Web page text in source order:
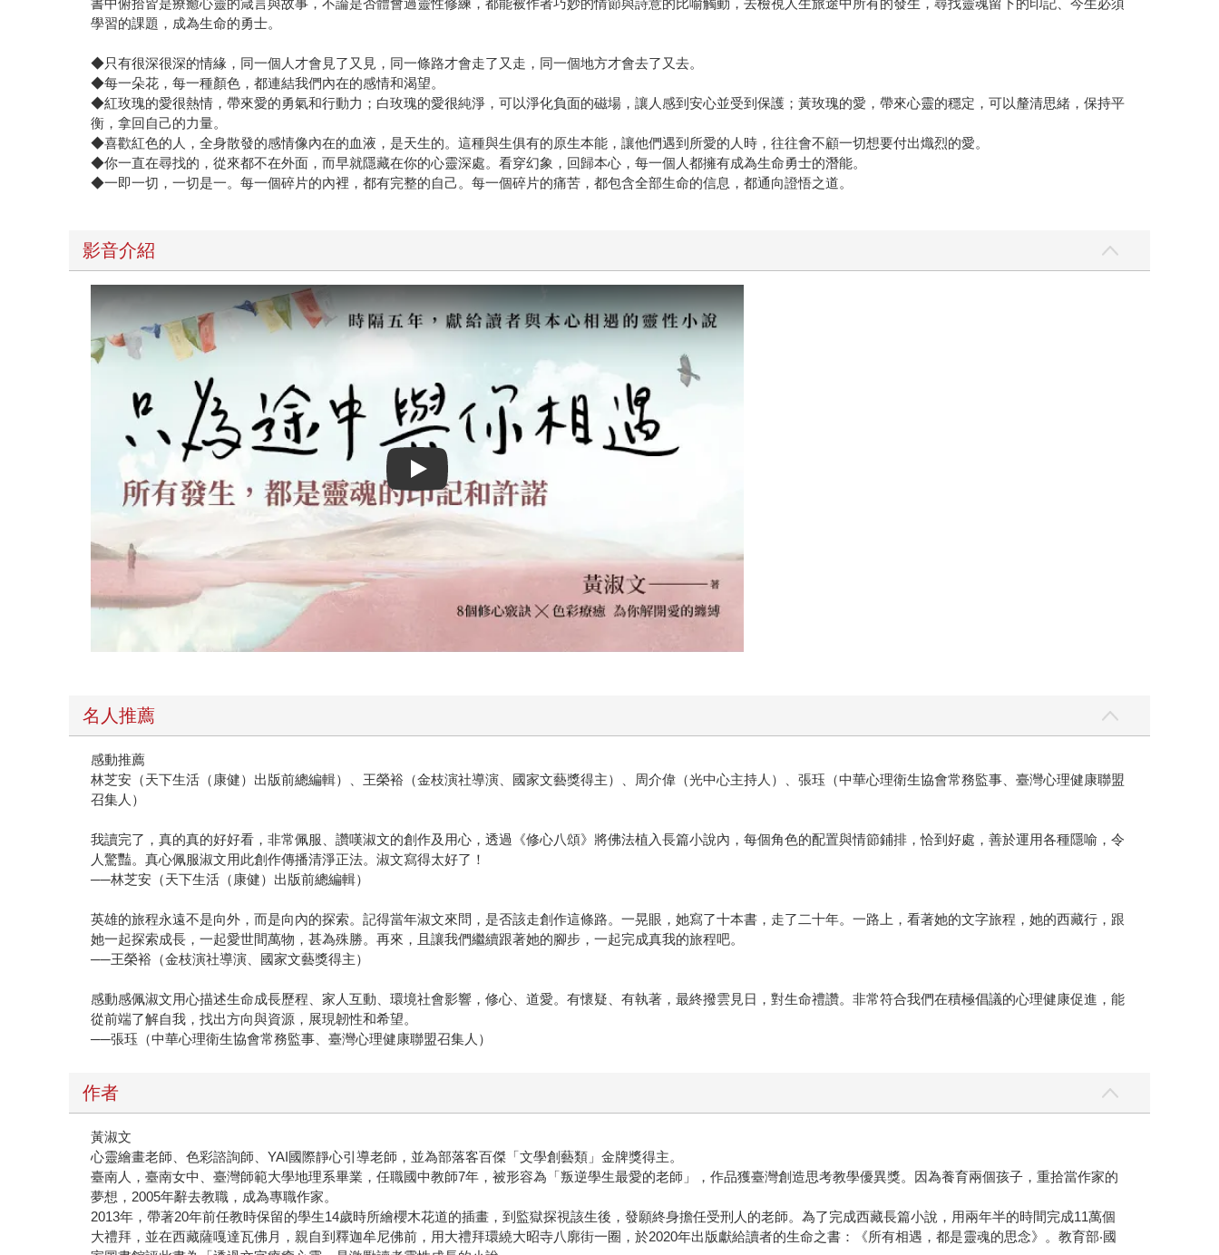
學習的課題，成為生命的勇士。
◆只有很深很深的情緣，同一個人才會見了又見，同一條路才會走了又走，同一個地方才會去了又去。
◆每一朵花，每一種顏色，都連結我們內在的感情和渴望。
◆紅玫瑰的愛很熱情，帶來愛的勇氣和行動力；白玫瑰的愛很純淨，可以淨化負面的磁場，讓人感到安心並受到保護；黃玫瑰的愛，帶來心靈的穩定，可以釐清思緒，保持平
衡，拿回自己的力量。
◆喜歡紅色的人，全身散發的感情像內在的血液，是天生的。這種與生俱有的原生本能，讓他們遇到所愛的人時，往往會不顧一切想要付出熾烈的愛。
◆你一直在尋找的，從來都不在外面，而早就隱藏在你的心靈深處。看穿幻象，回歸本心，每一個人都擁有成為生命勇士的潛能。
◆一即一切，一切是一。每一個碎片的內裡，都有完整的自己。每一個碎片的痛苦，都包含全部生命的信息，都通向證悟之道。
影音介紹
Play video
名人推薦
感動推薦
林芝安（天下生活（康健）出版前總編輯）、王榮裕（金枝演社導演、國家文藝獎得主）、周介偉（光中心主持人）、張珏（中華心理衛生協會常務監事、臺灣心理健康聯盟
召集人）
我讀完了，真的真的好好看，非常佩服、讚嘆淑文的創作及用心，透過《修心八頌》將佛法植入長篇小說內，每個角色的配置與情節鋪排，恰到好處，善於運用各種隱喻，令
人驚豔。真心佩服淑文用此創作傳播清淨正法。淑文寫得太好了！
──林芝安（天下生活（康健）出版前總編輯）
英雄的旅程永遠不是向外，而是向內的探索。記得當年淑文來問，是否該走創作這條路。一晃眼，她寫了十本書，走了二十年。一路上，看著她的文字旅程，她的西藏行，跟
她一起探索成長，一起愛世間萬物，甚為殊勝。再來，且讓我們繼續跟著她的腳步，一起完成真我的旅程吧。
──王榮裕（金枝演社導演、國家文藝獎得主）
感動感佩淑文用心描述生命成長歷程、家人互動、環境社會影響，修心、道愛。有懷疑、有執著，最終撥雲見日，對生命禮讚。非常符合我們在積極倡議的心理健康促進，能
從前端了解自我，找出方向與資源，展現韌性和希望。
──張珏（中華心理衛生協會常務監事、臺灣心理健康聯盟召集人）
作者
黃淑文
心靈繪畫老師、色彩諮詢師、YAI國際靜心引導老師，並為部落客百傑「文學創藝類」金牌獎得主。
臺南人，臺南女中、臺灣師範大學地理系畢業，任職國中教師7年，被形容為「叛逆學生最愛的老師」，作品獲臺灣創造思考教學優異獎。因為養育兩個孩子，重拾當作家的
夢想，2005年辭去教職，成為專職作家。
2013年，帶著20年前任教時保留的學生14歲時所繪櫻木花道的插畫，到監獄探視該生後，發願終身擔任受刑人的老師。為了完成西藏長篇小說，用兩年半的時間完成11萬個
大禮拜，並在西藏薩嘎達瓦佛月，親自到釋迦牟尼佛前，用大禮拜環繞大昭寺八廓街一圈，於2020年出版獻給讀者的生命之書：《所有相遇，都是靈魂的思念》。教育部‧國